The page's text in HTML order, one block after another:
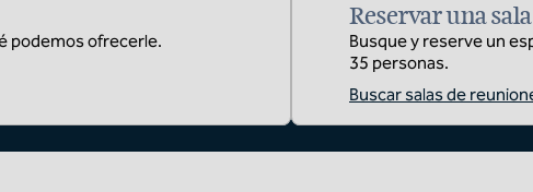
podemos ofrecerle.
Reservar una
Busque y reserve un
35 personas.
Buscar salas de